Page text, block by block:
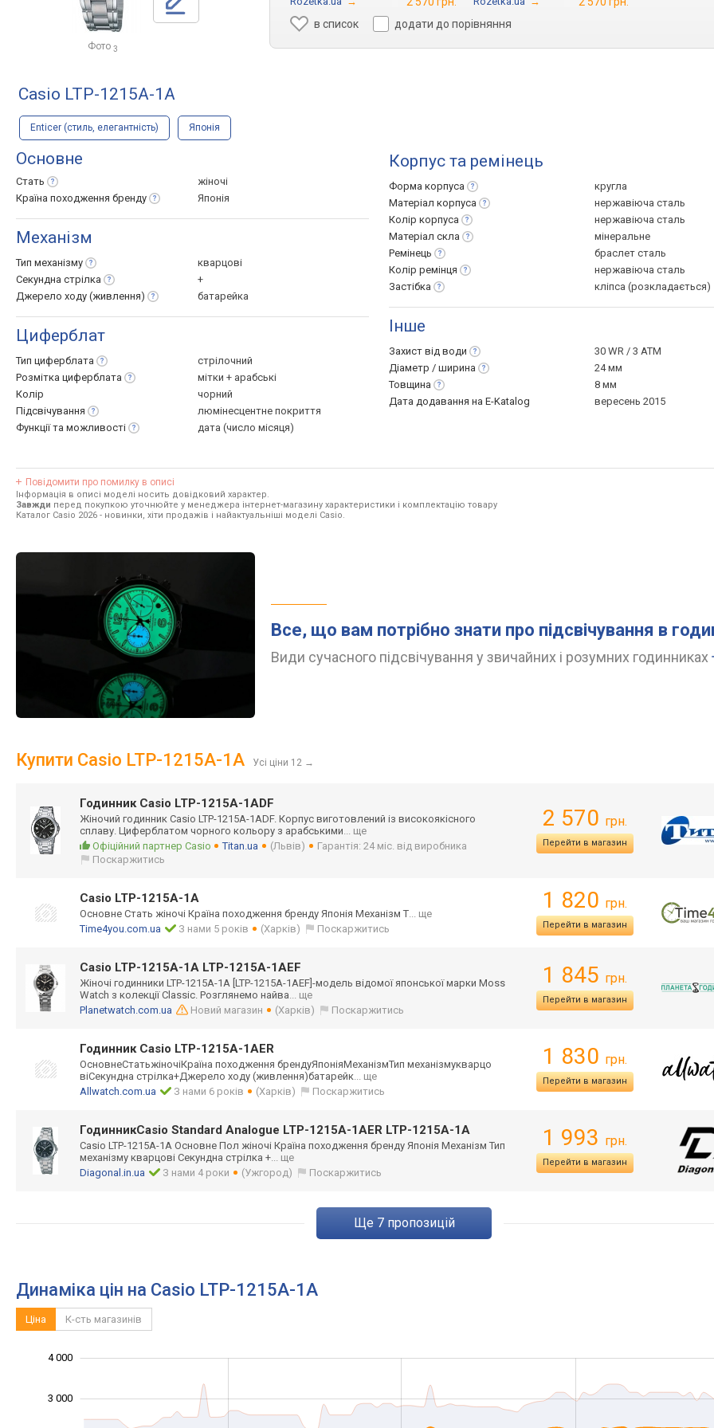
Фото 3
в список
додати до порівняння
Casio LTP-1215A-1A
Enticer (стиль, елегантність) Японія
Основне
Стать
жіночі
Країна походження бренду Японія
Механізм
Тип механізму
кварцові
Секундна стрілка
+
Джерело ходу (живлення) батарейка
Циферблат
Тип циферблата
стрілочний
Розмітка циферблата
мітки + арабські
Колір
чорний
Підсвічування
люмінесцентне покриття
Функції та можливості дата (число місяця)
Корпус та ремінець
Форма корпуса
кругла
Матеріал корпуса
нержавіюча сталь
Колір корпуса
нержавіюча сталь
Матеріал скла
мінеральне
Ремінець
браслет сталь
Колір ремінця
нержавіюча сталь
Застібка
кліпса (розкладається)
Інше
Захист від води
30 WR / 3 ATM
Діаметр / ширина
24 мм
Товщина
8 мм
Дата додавання на E-Katalog
вересень 2015
Повідомити про помилку в описі
Інформація в описі моделі носить довідковий характер.
Завжди перед покупкою уточнюйте у менеджера інтернет-магазину характеристики і комплектацію товару
Каталог Casio 2026 - новинки, хіти продажів і найактуальніші моделі Casio.
Все, що вам потрібно знати про підсвічування в
Види сучасного підсвічування у звичайних і розумних годинниках
Купити Casio LTP-1215A-1A Усі ціни 12 →
Годинник Casio LTP-1215A-1ADF
Жіночий годинник Casio LTP-1215A-1ADF. Корпус виготовлений із високоякісного
сплаву. Циферблатом чорного кольору з арабськими... ще
Офіційний партнер Casio
Titan.ua (Львів)
Гарантія: 24 міс. від виробника
Поскаржитись
2 570 грн.
Перейти в магазин
Casio LTP-1215A-1A
Основне Стать жіночі Країна походження бренду Японія Механізм Т... ще
Time4you.com.ua
З нами 5 років (Харків) Поскаржитись
1 820 грн.
Перейти в магазин
Casio LTP-1215A-1A LTP-1215A-1AEF
Жіночі годинники LTP-1215A-1A [LTP-1215A-1AEF ]-модель відомої японської марки Moss
Watch з колекції Classic. Розглянемо найва... ще
Planetwatch.com.ua
Новий магазин (Харків) Поскаржитись
1 845 грн.
Перейти в магазин
Годинник Casio LTP-1215A-1AER
ОсновнеСтатьжіночіКраїна походження брендуЯпоніяМеханізмТип механізмукварцо
віСекундна стрілка+Джерело ходу (живлення)батарейк... ще
Allwatch.com.ua
З нами 6 років (Харків) Поскаржитись
1 830 грн.
Перейти в магазин
ГодинникCasio Standard Analogue LTP-1215A-1AER LTP-1215A-1A
Casio LTP-1215A-1A Основне Пол жіночі Країна походження бренду Японія Механізм Тип
механізму кварцові Секундна стрілка +... ще
Diagonal.in.ua
З нами 4 роки (Ужгород) Поскаржитись
1 993 грн.
Перейти в магазин
ще 7пропозицій
Динаміка цін на Casio LTP-1215A-1A
Ціна К-сть магазинів
3 000
4 000